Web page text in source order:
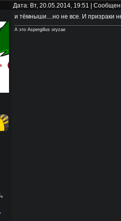
Дата: Вт, 20.05.2014, 19:51 |
и тёмныши....но не все. И призраки
А это Aspergillus oryzae